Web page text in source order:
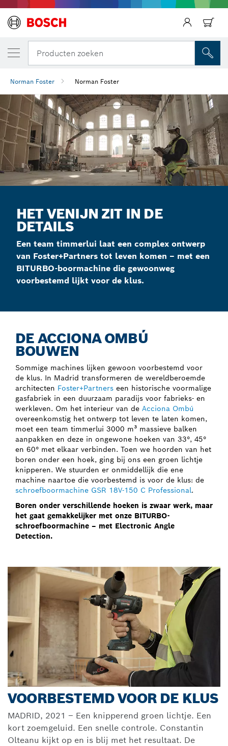
Producten zoeken
Norman Foster Norman Foster
HET VENIJN ZIT IN DE
DETAILS
Een team timmerlui laat een complex ontwerp
van Foster+Partners tot leven komen – met een
BITURBO-boormachine die gewoonweg
voorbestemd lijkt voor de klus.
DE ACCIONA OMBÚ
BOUWEN
Sommige machines lijken gewoon voorbestemd voor
de klus. In Madrid transformeren de wereldberoemde
architecten Foster+Partners een historische voormalige
gasfabriek in een duurzaam paradijs voor fabrieks- en
werkleven. Om het interieur van de Acciona Ombú
overeenkomstig het ontwerp tot leven te laten komen,
moet een team timmerlui 3000 m³ massieve balken
aanpakken en deze in ongewone hoeken van 33°, 45°
en 60° met elkaar verbinden. Toen we hoorden van het
boren onder een hoek, ging bij ons een groen lichtje
knipperen. We stuurden er onmiddellijk die ene
machine naartoe die voorbestemd is voor de klus: de
schroefboormachine GSR 18V-150 C Professional.
Boren onder verschillende hoeken is zwaar werk, maar
het gaat gemakkelijker met onze BITURBO-
schroefboormachine – met Electronic Angle
Detection.
VOORBESTEMD VOOR DE KLUS
MADRID, 2021 – Een knipperend groen lichtje. Een
kort zoemgeluid. Een snelle controle. Constantin
Olteanu kijkt op en is blij met het resultaat. De